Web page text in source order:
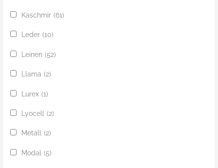
Kaschmir (61)
Leder (10)
Leinen (52)
Llama (2)
Lurex (1)
Lyocell (2)
Metall (2)
Modal (5)